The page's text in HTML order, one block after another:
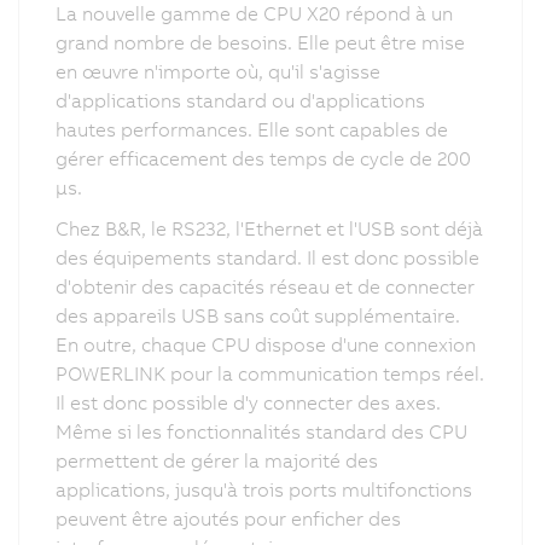
La nouvelle gamme de CPU X20 répond à un
grand nombre de besoins. Elle peut être mise
en œuvre n'importe où, qu'il s'agisse
d'applications standard ou d'applications
hautes performances. Elle sont capables de
gérer efficacement des temps de cycle de 200
µs.
Chez B&R, le RS232, l'Ethernet et l'USB sont déjà
des équipements standard. Il est donc possible
d'obtenir des capacités réseau et de connecter
des appareils USB sans coût supplémentaire.
En outre, chaque CPU dispose d'une connexion
POWERLINK pour la communication temps réel.
Il est donc possible d'y connecter des axes.
Même si les fonctionnalités standard des CPU
permettent de gérer la majorité des
applications, jusqu'à trois ports multifonctions
peuvent être ajoutés pour enficher des